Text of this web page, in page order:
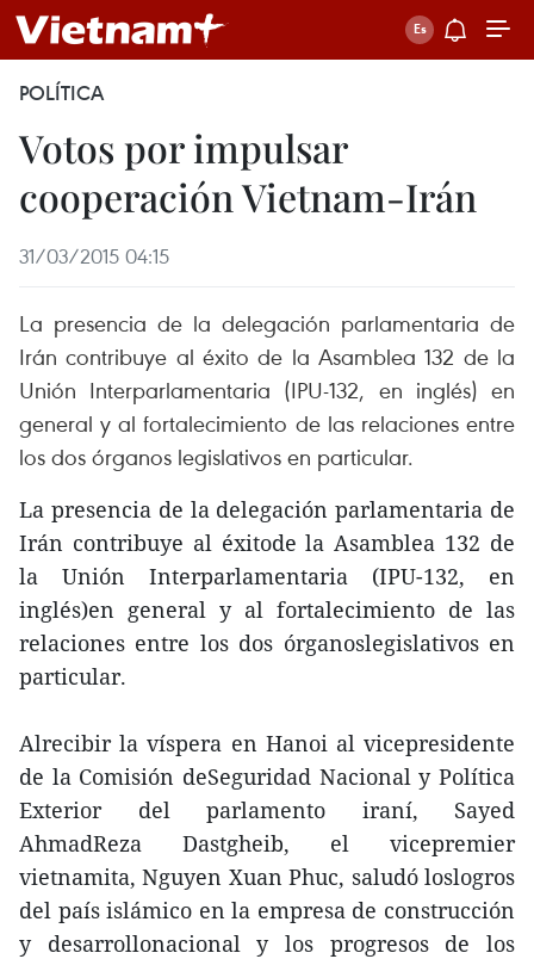
POLÍTICA
Votos por impulsar
cooperación Vietnam-Irán
31/03/2015 04:15
La presencia de la delegación parlamentaria de
Irán contribuye al éxito de la Asamblea 132 de la
Unión Interparlamentaria (IPU-132, en inglés) en
general y al fortalecimiento de las relaciones entre
los dos órganos legislativos en particular.
La presencia de la delegación parlamentaria de
Irán contribuye al éxitode la Asamblea 132 de
la Unión Interparlamentaria (IPU-132, en
inglés)en general y al fortalecimiento de las
relaciones entre los dos órganoslegislativos en
particular.
Alrecibir la víspera en Hanoi al vicepresidente
de la Comisión deSeguridad Nacional y Política
Exterior del parlamento iraní, Sayed
AhmadReza Dastgheib, el vicepremier
vietnamita, Nguyen Xuan Phuc, saludó loslogros
del país islámico en la empresa de construcción
y desarrollonacional y los progresos de los